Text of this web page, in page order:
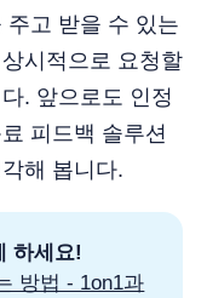
주고 받을 수 있는
시적으로 요청할
. 앞으로도 인정
피드백 솔루션
해 봅니다.
하세요!
방법 - 1on1과